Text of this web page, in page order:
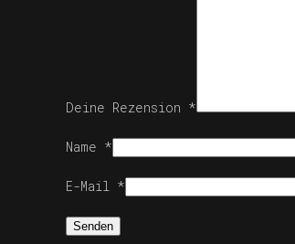
Deine Rezension *
Name *
E-Mail *